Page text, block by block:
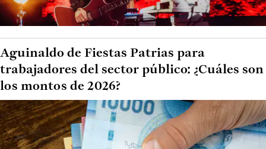
Aguinaldo de Fiestas Patrias para
trabajadores del sector público: ¿Cuáles son
los montos de 2026?